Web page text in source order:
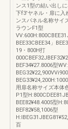
ンス1型の結い出し
下f3′ヤネル・扉に
ンスパネル名称サイ
ラウンF1型
BEE33CBEE34」
19・800H打
BEF34¥27.8006型
用扉名称サイズ本体
P1型
BEE82¥48.4005型
BEF82¥58,1006型
百